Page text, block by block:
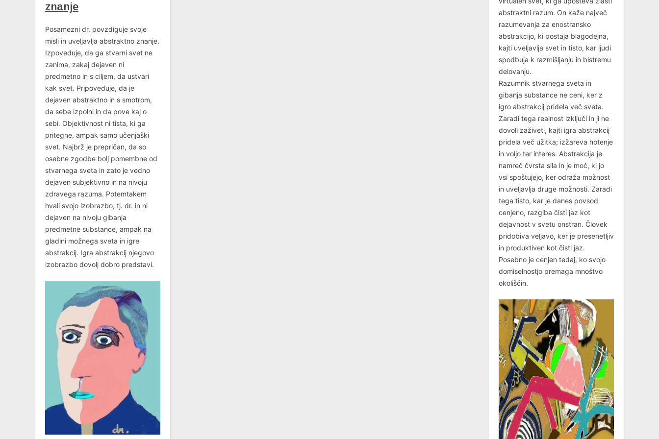
znanje
Posamezni dr. povzdiguje svoje
misli in uveljavlja abstraktno znanje.
Izpoveduje, da ga stvarni svet ne
zanima, zakaj dejaven ni
predmetno in s ciljem, da ustvari
kak svet. Pripoveduje, da je
dejaven abstraktno in s smotrom,
da sebe izpolni in da pove kaj o
sebi. Objektivnost ni tista, ki ga
pritegne, ampak samo učenjaški
svet. Najbrž je prepričan, da so
osebne zgodbe bolj pomembne od
stvarnega sveta in zato je vedno
dejaven subjektivno in na nivoju
zdravega razuma. Potemtakem
hvali svojo izobrazbo, tj. dr. in ni
dejaven na nivoju gibanja
predmetne substance, ampak na
gladini možnega sveta in igre
abstrakcij. Igra abstrakcij njegovo
izobrazbo dovolj dobro predstavi.
abstraktni razum. On kaže največ
razumevanja za enostransko
abstrakcijo, ki postaja blagodejna,
kajti uveljavlja svet in tisto, kar ljudi
spodbuja k razmišljanju in bistremu
delovanju.
Razumnik stvarnega sveta in
gibanja substance ne ceni, ker z
igro abstrakcij pridela več sveta.
Zaradi tega realnost izključi in ji ne
dovoli zaživeti, kajti igra abstrakcij
pridela več užitka; izžareva hotenje
in voljo ter interes. Abstrakcija je
namreč čvrsta sila in je moč, ki jo
vsi spoštujejo, ker odraža možnost
in uveljavlja druge možnosti. Zaradi
tega tisto, kar je danes povsod
cenjeno, razgiba čisti jaz kot
dejavnost v svetu onstran. Človek
pridobiva veljavo, ker je presenetljiv
in produktiven kot čisti jaz.
Posebno je cenjen tedaj, ko svojo
domiselnostjo premaga mnoštvo
okoliščin.